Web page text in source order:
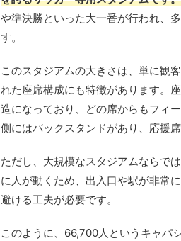
や準決勝といった大一番が行われ、
す。
このスタジアムの大きさは、単に観
れた座席構成にも特徴があります。
造になっており、どの席からもフィ
側にはバックスタンドがあり、応援
ただし、大規模なスタジアムならで
に人が動くため、出入口や駅が非常
避ける工夫が必要です。
このように、66,700人というキャパ